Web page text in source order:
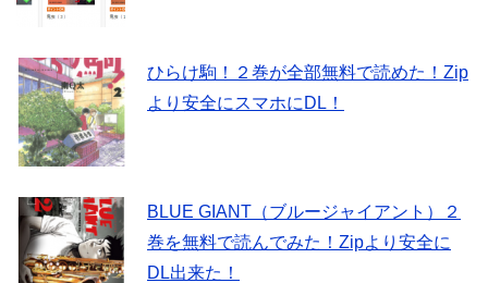
ひらけ駒！２巻が全部無料で読めた！Zip
より安全にスマホにDL！
BLUE GIANT（ブルージャイアント）２
巻を無料で読んでみた！Zipより安全に
DL出来た！